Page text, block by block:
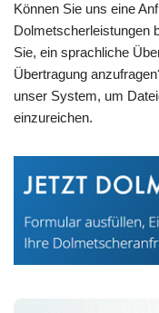
Können Sie uns eine
Dolmetscherleistungen
Sie, ein sprachliche
Übertragung
unser System, um
einzureichen.